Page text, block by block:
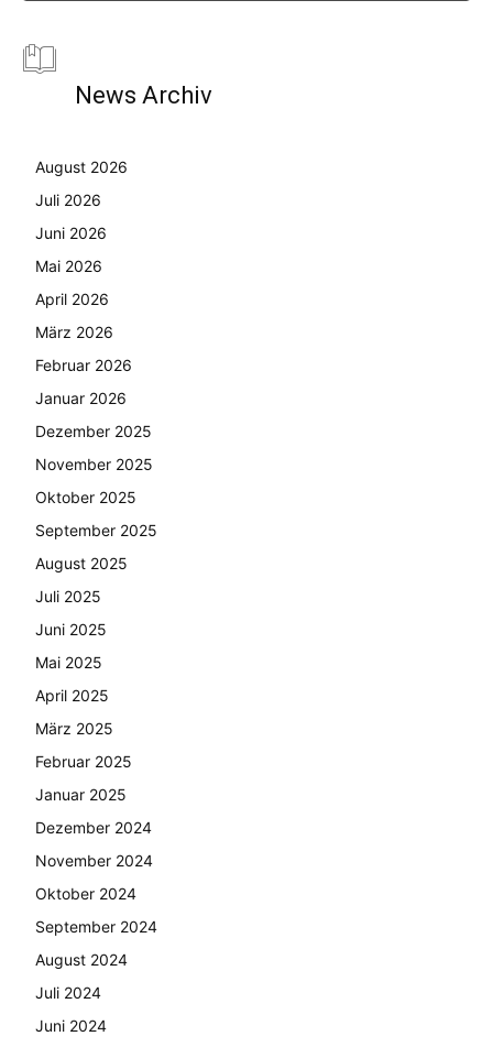
News Archiv
August 2026
Juli 2026
Juni 2026
Mai 2026
April 2026
März 2026
Februar 2026
Januar 2026
Dezember 2025
November 2025
Oktober 2025
September 2025
August 2025
Juli 2025
Juni 2025
Mai 2025
April 2025
März 2025
Februar 2025
Januar 2025
Dezember 2024
November 2024
Oktober 2024
September 2024
August 2024
Juli 2024
Juni 2024